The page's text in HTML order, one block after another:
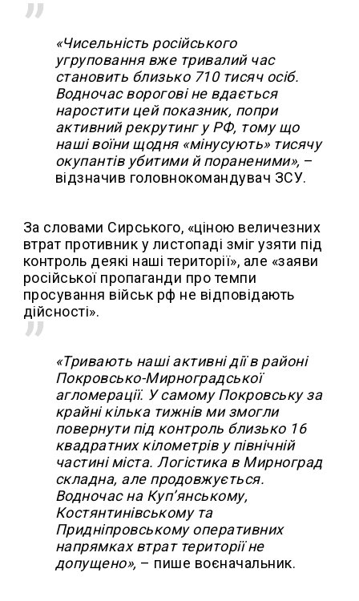
«Чисельність російського
угруповання вже тривалий час
становить близько 710 тисяч осіб.
Водночас ворогові не вдається
наростити цей показник, попри
активний рекрутинг у РФ, тому що
наші воїни щодня «мінусують» тисячу
окупантів убитими й пораненими», –
відзначив головнокомандувач ЗСУ.
За словами Сирського, «ціною величезних
втрат противник у листопаді зміг узяти під
контроль деякі наші території», але «заяви
російської пропаганди про темпи
просування військ рф не відповідають
дійсності».
«Тривають наші активні дії в районі
Покровсько-Мирноградської
агломерації. У самому Покровську за
крайні кілька тижнів ми змогли
повернути під контроль близько 16
квадратних кілометрів у північній
частині міста. Логістика в Мирноград
складна, але продовжується.
Водночас на Куп’янському,
Костянтинівському та
Придніпровському оперативних
напрямках втрат території не
допущено», – пише воєначальник.